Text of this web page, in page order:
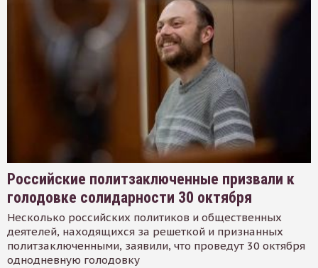
Российские политзаключенные призвали к
голодовке солидарности 30 октября
Несколько российских политиков и общественных
деятелей, находящихся за решеткой и признанных
политзаключенными, заявили, что проведут 30 октября
однодневную голодовку